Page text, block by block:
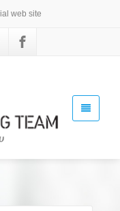
web site